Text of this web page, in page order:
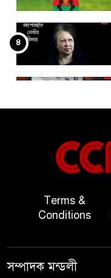
৪
Terms &
Conditions
সম্পাদক মন্ডলী